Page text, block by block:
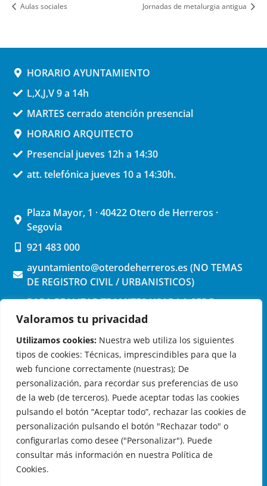
Valoramos tu privacidad
Utilizamos cookies: Nuestra web utiliza los siguientes
tipos de cookies: Técnicas, imprescindibles para que la
web funcione correctamente (nuestras); De
personalización, para recordar sus preferencias de uso
de la web (de terceros). Puede aceptar todas las cookies
pulsando el botón “Aceptar todo”, rechazar las cookies de
personalización pulsando el botón "Rechazar todo" o
configurarlas como desee ("Personalizar"). Puede
consultar más información en nuestra Política de
Cookies.
Aulas sociales Jornadas de metalurgia antigua
HORARIO AYUNTAMIENTO
L,X,J,V 9 a 14h
MARTES cerrado atención presencial
HORARIO ARQUITECTO
Presencial jueves 12h a 14:30
att. telefónica jueves 10 a 14:30h.
Plaza Mayor, 1 · 40422 Otero de Herreros ·
Segovia
921 483 000
ayuntamiento@oterodeherreros.es (NO TEMAS
DE REGISTRO CIVIL / URBANISTICOS)
PARA REALIZAR TRAMITES USAR LA SEDE
ELECTRONICA (pinchar aquí)
OTERO DE HERREROS EN LAS REDES
© 2026 Ayuntamiento de Otero de Herreros